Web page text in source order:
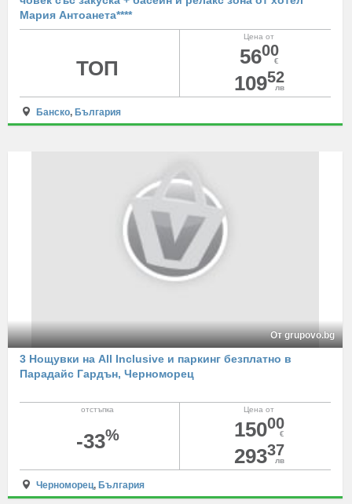
Мария Антоанета****
Цена от
5600
€
10952
лв
ТОП
Банско, България
От grupovo.bg
3 Нощувки на All Inclusive и паркинг безплатно в
Парадайс Гардън, Черноморец
Цена от
15000
€
29337
лв
отстъпка
-33%
Черноморец, България